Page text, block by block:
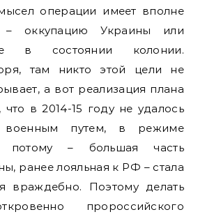
операции имеет вполне
– оккупацию Украины или
в состоянии колонии.
там никто этой цели не
а вот реализация плана
что в 2014-15 году не удалось
военным путем, в режиме
потому – большая часть
ранее лояльная к РФ – стала
враждебно. Поэтому делать
пророссийского